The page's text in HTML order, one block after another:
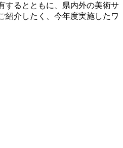
するとともに、県内外の美術サ
紹介したく、今年度実施したワ